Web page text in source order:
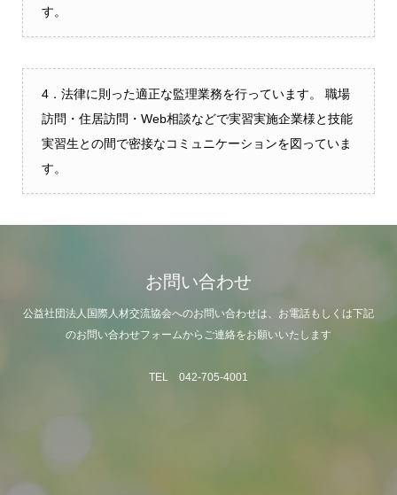
す。
4．法律に則った適正な監理業務を行っています。 職場
訪問・住居訪問・Web相談などで実習実施企業様と技能
実習生との間で密接なコミュニケーションを図っていま
す。
お問い合わせ
公益社団法人国際人材交流協会へのお問い合わせは、お電話もしくは下記
のお問い合わせフォームからご連絡をお願いいたします
TEL 042-705-4001